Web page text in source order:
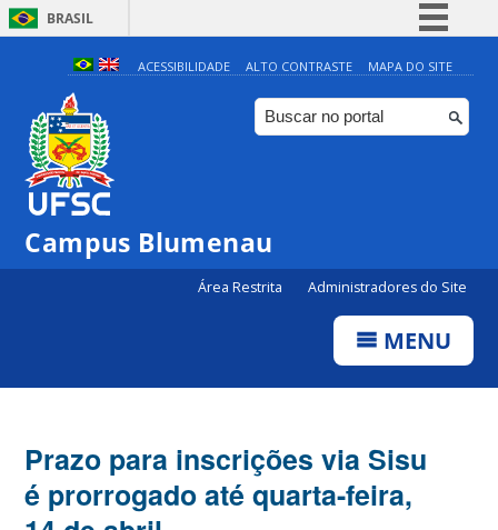
BRASIL
Simplifique!
Comunica BR
Participe
ACESSIBILIDADE ALTO CONTRASTE MAPA DO SITE
Campus Blumenau
Área Restrita Administradores do Site
MENU
Prazo para inscrições via Sisu
é prorrogado até quarta-feira,